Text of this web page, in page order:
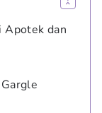
Apotek dan